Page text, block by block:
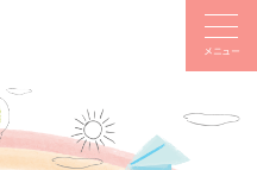
メニュー